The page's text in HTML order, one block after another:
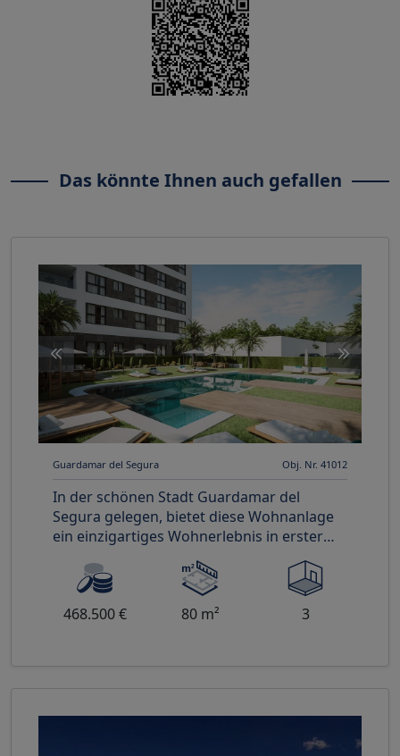
Das könnte Ihnen auch gefallen
Guardamar del Segura Obj. Nr. 41012
In der schönen Stadt Guardamar del
Segura gelegen, bietet diese Wohnanlage
ein einzigartiges Wohnerlebnis in erster
Strandlinie. Mit insgesamt 14 ver
468.500 € 80 m² 3